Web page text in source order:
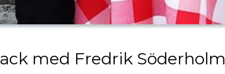
med Fredrik Söderholm